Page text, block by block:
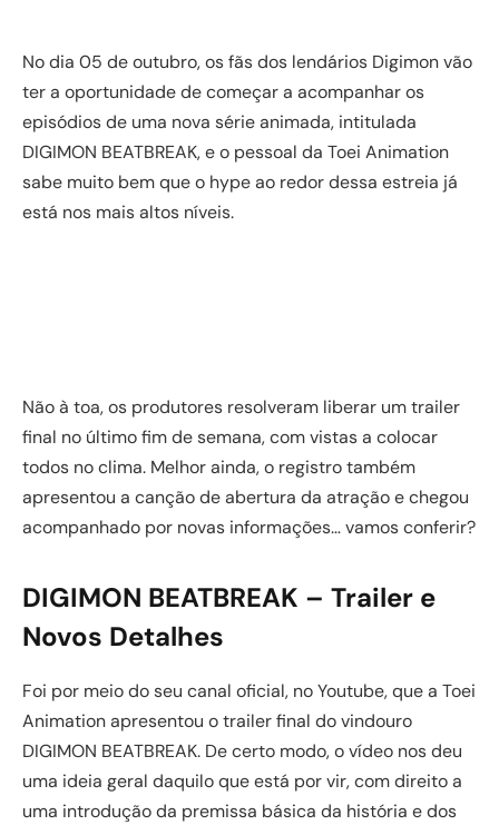
No dia 05 de outubro, os fãs dos lendários Digimon vão
ter a oportunidade de começar a acompanhar os
episódios de uma nova série animada, intitulada
DIGIMON BEATBREAK, e o pessoal da Toei Animation
sabe muito bem que o hype ao redor dessa estreia já
está nos mais altos níveis.
Não à toa, os produtores resolveram liberar um trailer
final no último fim de semana, com vistas a colocar
todos no clima. Melhor ainda, o registro também
apresentou a canção de abertura da atração e chegou
acompanhado por novas informações… vamos conferir?
DIGIMON BEATBREAK – Trailer e
Novos Detalhes
Foi por meio do seu canal oficial, no Youtube, que a Toei
Animation apresentou o trailer final do vindouro
DIGIMON BEATBREAK. De certo modo, o vídeo nos deu
uma ideia geral daquilo que está por vir, com direito a
uma introdução da premissa básica da história e dos